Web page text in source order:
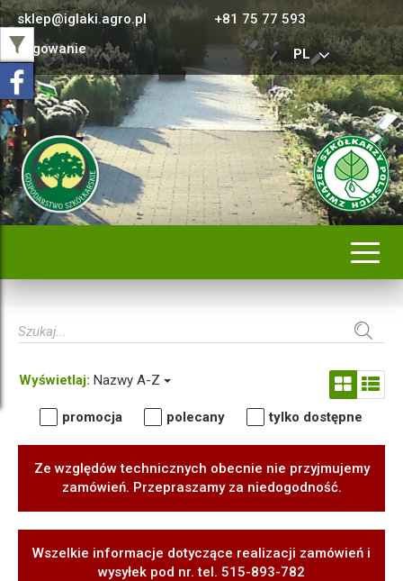
sklep@iglaki.agro.pl
+81 75 77 593
Logowanie
PL
Wyświetlaj: Nazwy A-Z
promocja polecany tylko dostępne
Ze względów technicznych obecnie nie przyjmujemy
zamówień. Przepraszamy za niedogodność.
Wszelkie informacje dotyczące realizacji zamówień i
wysyłek pod nr. tel. 515-893-782